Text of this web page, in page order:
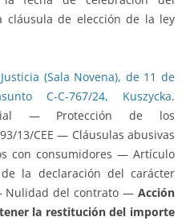
cláusula de elección de la ley
(Sala Novena), de 11 de
C-C-767/24, Kuszycka.
— Protección de los
13/CEE — Cláusulas abusivas
con consumidores — Artículo
la declaración del carácter
Nulidad del contrato — Acción
la restitución del importe